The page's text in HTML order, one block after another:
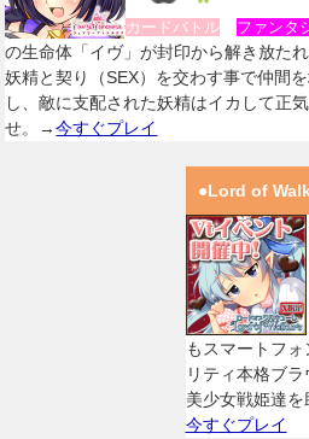
カードバトル ファンタ
の生命体「イヴ」が封印から解き放たれ
妖精と契り（SEX）を交わす事で仲間
し、敵に支配された妖精はイカして正
せ。→今すぐプレイ
●Lord of
もスマートフ
リティ本格ブ
美少女戦姫達
今すぐプレイ